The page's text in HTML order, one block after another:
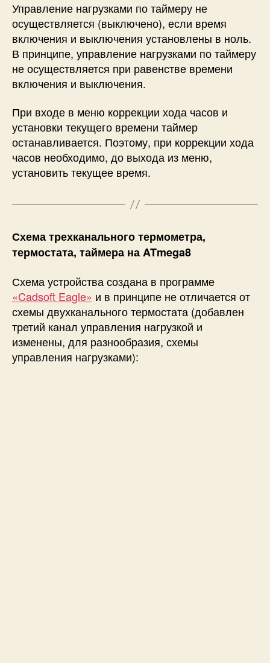
Управление нагрузками по таймеру не
осуществляется (выключено), если время
включения и выключения установлены в ноль.
В принципе, управление нагрузками по таймеру
не осуществляется при равенстве времени
включения и выключения.
При входе в меню коррекции хода часов и
установки текущего времени таймер
останавливается. Поэтому, при коррекции хода
часов необходимо, до выхода из меню,
установить текущее время.
Схема трехканального термометра,
термостата, таймера на ATmega8
Схема устройства создана в программе
«Cadsoft Eagle» и в принципе не отличается от
схемы двухканального термостата (добавлен
третий канал управления нагрузкой и
изменены, для разнообразия, схемы
управления нагрузками):